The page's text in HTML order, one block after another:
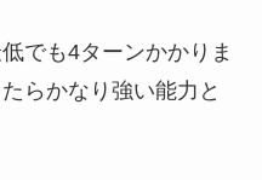
でも4ターンかかりま
らかなり強い能力と